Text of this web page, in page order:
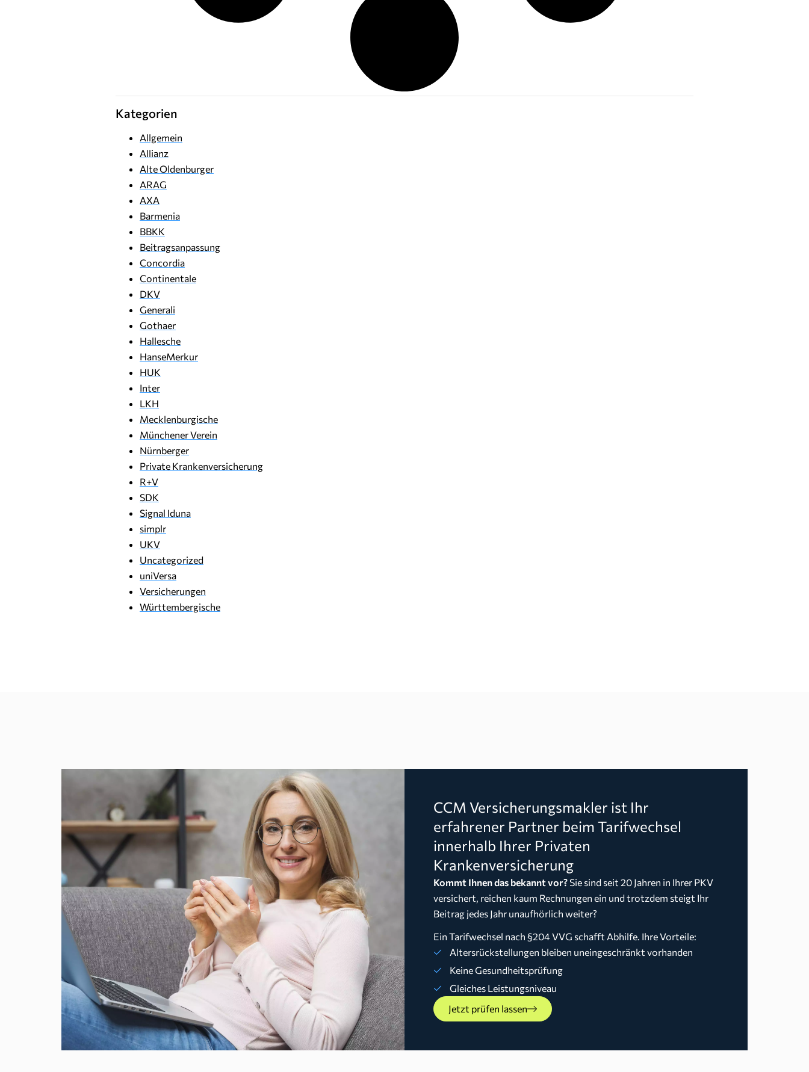
Kategorien
Allgemein
Allianz
Alte Oldenburger
ARAG
AXA
Barmenia
BBKK
Beitragsanpassung
Concordia
Continentale
DKV
Generali
Gothaer
Hallesche
HanseMerkur
HUK
Inter
LKH
Mecklenburgische
Münchener Verein
Nürnberger
Private Krankenversicherung
R+V
SDK
Signal Iduna
simplr
UKV
Uncategorized
uniVersa
Versicherungen
Württembergische
CCM Versicherungsmakler ist Ihr
erfahrener Partner beim Tarifwechsel
innerhalb Ihrer Privaten
Krankenversicherung
Kommt Ihnen das bekannt vor? Sie sind seit 20 Jahren in Ihrer PKV
versichert, reichen kaum Rechnungen ein und trotzdem steigt Ihr
Beitrag jedes Jahr unaufhörlich weiter?
Ein Tarifwechsel nach §204 VVG schafft Abhilfe. Ihre Vorteile:
Altersrückstellungen bleiben uneingeschränkt vorhanden
Keine Gesundheitsprüfung
Gleiches Leistungsniveau
Jetzt prüfen lassen